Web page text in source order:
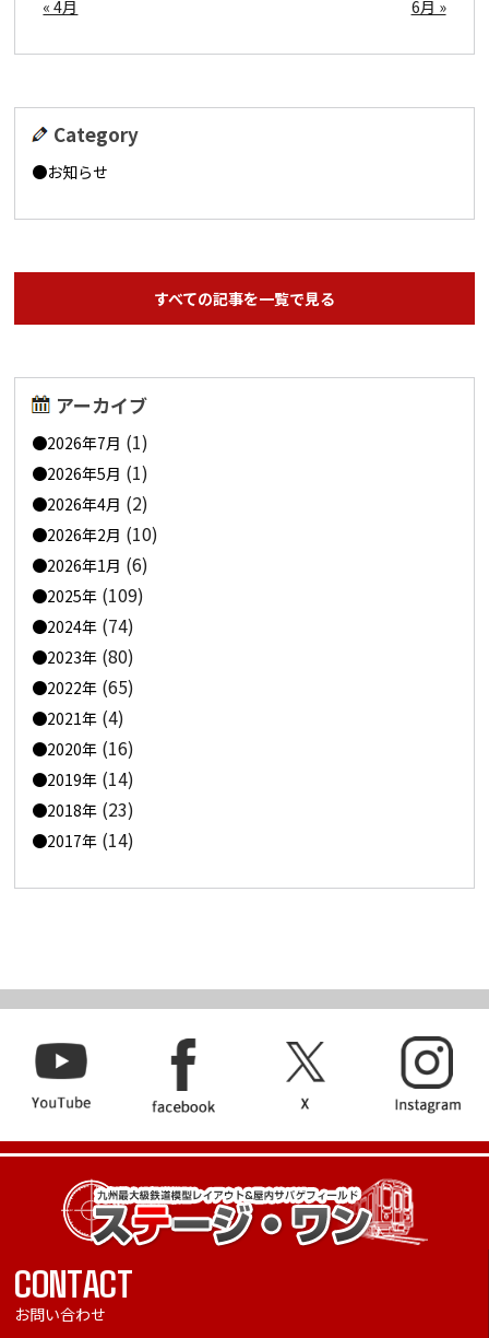
« 4月 6月 »
Category
お知らせ
すべての記事を一覧で見る
アーカイブ
2026年7月 (1)
2026年5月 (1)
2026年4月 (2)
2026年2月 (10)
2026年1月 (6)
2025年 (109)
2024年 (74)
2023年 (80)
2022年 (65)
2021年 (4)
2020年 (16)
2019年 (14)
2018年 (23)
2017年 (14)
CONTACT
お問い合わせ